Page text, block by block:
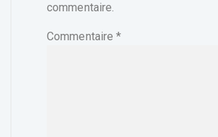
commentaire.
Commentaire*